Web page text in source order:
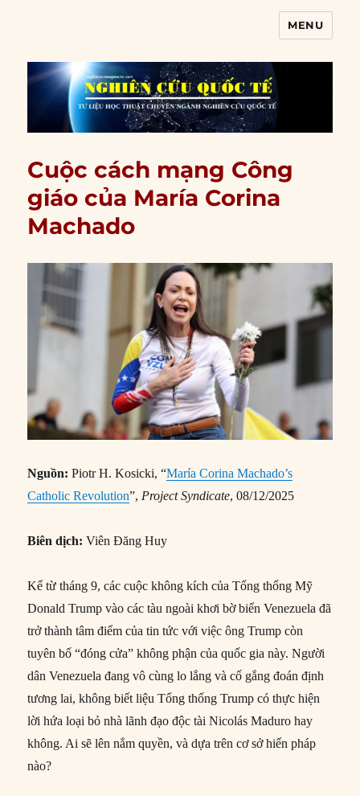
MENU
Cuộc cách mạng Công
giáo của María Corina
Machado
Nguồn:Piotr H. Kosicki, “María Corina Machado’s
Catholic Revolution”, Project Syndicate, 08/12/2025
Biên dịch:Viên Đăng Huy
Kể từ tháng 9, các cuộc không kích của Tổng thống Mỹ
Donald Trump vào các tàu ngoài khơi bờ biển Venezuela đã
trở thành tâm điểm của tin tức với việc ông Trump còn
tuyên bố “đóng cửa” không phận của quốc gia này. Người
dân Venezuela đang vô cùng lo lắng và cố gắng đoán định
tương lai, không biết liệu Tổng thống Trump có thực hiện
lời hứa loại bỏ nhà lãnh đạo độc tài Nicolás Maduro hay
không. Ai sẽ lên nắm quyền, và dựa trên cơ sở hiến pháp
nào?